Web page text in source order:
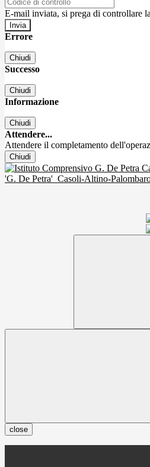
E-mail inviata, si prega di controllare
Errore
Chiudi
Successo
Chiudi
Informazione
Chiudi
Attendere...
Attendere il completamento
Chiudi
'G. De Petra' Casoli-Altino-
close